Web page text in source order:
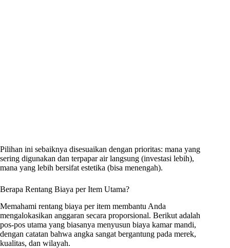
Pilihan ini sebaiknya disesuaikan dengan prioritas: mana yang
sering digunakan dan terpapar air langsung (investasi lebih),
mana yang lebih bersifat estetika (bisa menengah).
Berapa Rentang Biaya per Item Utama?
Memahami rentang biaya per item membantu Anda
mengalokasikan anggaran secara proporsional. Berikut adalah
pos-pos utama yang biasanya menyusun biaya kamar mandi,
dengan catatan bahwa angka sangat bergantung pada merek,
kualitas, dan wilayah.